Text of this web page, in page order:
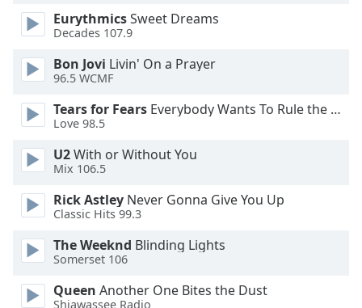
Text
Edge
Style
Font
Dialog
End
dialog
EurythmicsSweet Dreams
Decades 107.9
Bon Jovi Livin' On a Prayer
96.5 WCMF
Tears for Fears Everybody Wants To Rule the World
Love 98.5
U2With or Without You
Mix 106.5
Rick Astley Never Gonna Give You Up
Classic Hits 99.3
The Weeknd Blinding Lights
Somerset 106
Queen Another One Bites the Dust
Shiawassee Radio